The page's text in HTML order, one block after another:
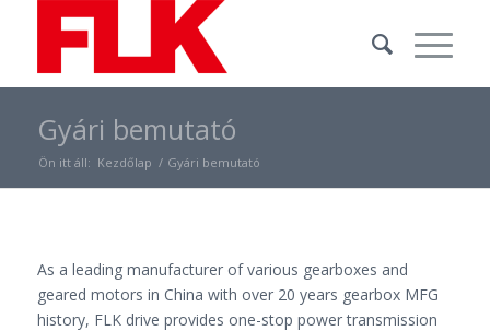
Gyári bemutató
Ön itt áll: Kezdőlap / Gyári bemutató
As a leading manufacturer of various gearboxes and
geared motors in China with over 20 years gearbox MFG
history, FLK drive provides one-stop power transmission